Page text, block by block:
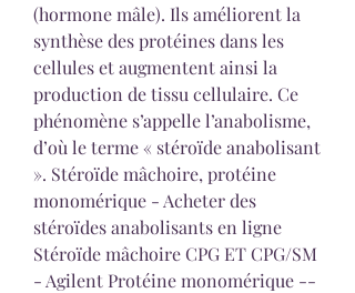
(hormone mâle). Ils améliorent la
synthèse des protéines dans les
cellules et augmentent ainsi la
production de tissu cellulaire. Ce
phénomène s’appelle l’anabolisme,
d’où le terme « stéroïde anabolisant
». Stéroïde mâchoire, protéine
monomérique - Acheter des
stéroïdes anabolisants en ligne
Stéroïde mâchoire CPG ET CPG/SM
- Agilent Protéine monomérique --